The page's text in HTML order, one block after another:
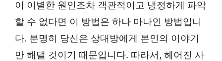
이 이별한 원인조차 객관적이고 냉정하게 파악
할 수 없다면 이 방법은 하나 마나인 방법입니
다. 분명히 당신은 상대방에게 본인의 이야기
만 해댈 것이기 때문입니다. 따라서, 헤어진 사